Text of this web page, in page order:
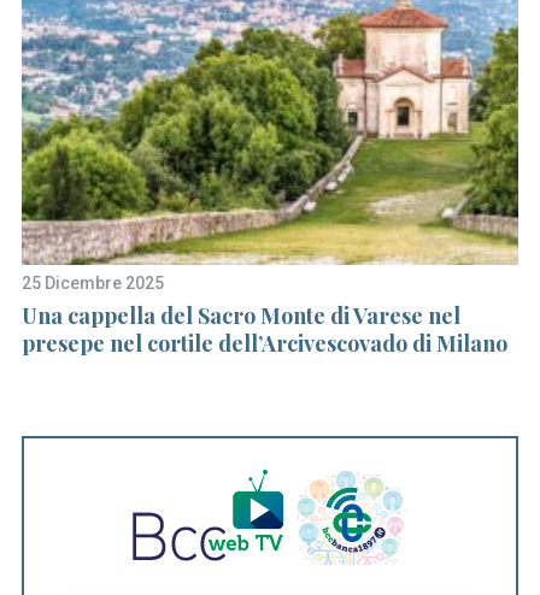
25 Dicembre 2025
Una cappella del Sacro Monte di Varese nel
presepe nel cortile dell’Arcivescovado di Milano